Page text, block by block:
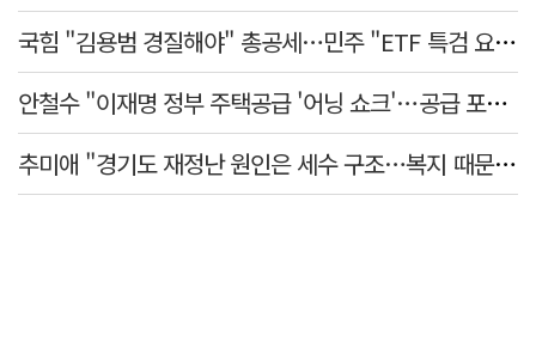
국힘 "김용범 경질해야" 총공세…민주 "ETF 특검 요구는 마타도어"
안철수 "이재명 정부 주택공급 '어닝 쇼크'…공급 포기한 대통령"
추미애 "경기도 재정난 원인은 세수 구조…복지 때문 아냐"